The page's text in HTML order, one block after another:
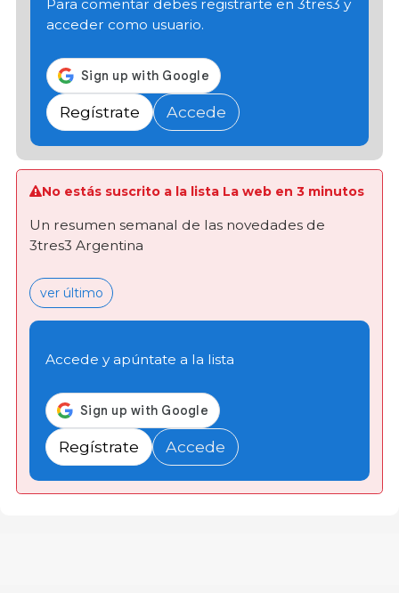
Para comentar debes registrarte en 3tres3 y
acceder como usuario.
Regístrate Accede
No estás suscrito a la lista La web en 3 minutos
Un resumen semanal de las novedades de
3tres3 Argentina
ver último
Accede y apúntate a la lista
Regístrate Accede